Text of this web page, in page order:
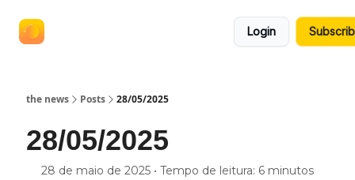
Login
the news Posts 28/05/2025
28/05/2025
28 de maio de 2025 • Tempo de leitura: 6 minutos